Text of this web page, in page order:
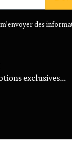
des
exclusives…